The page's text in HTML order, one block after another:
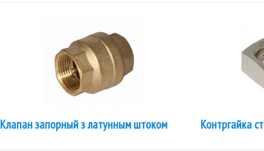
Клапан запорный з латунным штоком Контргайка